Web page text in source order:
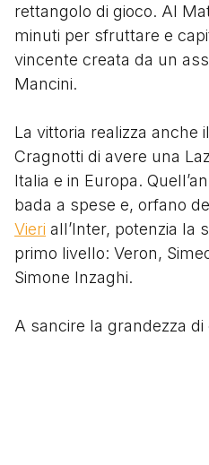
rettangolo di gioco. Al
minuti per sfruttare e
vincente creata da un
Mancini.
La vittoria realizza anche
Cragnotti di avere una
Italia e in Europa.
bada a spese e, orfano
Vieri all’Inter, potenzia la
primo livello: Veron,
Simone Inzaghi.
A sancire la grandezza